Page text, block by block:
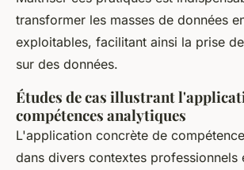
transformer les masses de données
exploitables, facilitant ainsi la prise
sur des données.
Études de cas illustrant
compétences analytiques
L'application concrète de
dans divers contextes professionnels